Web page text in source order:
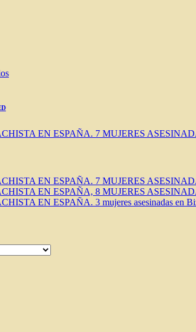
EN ESPAÑA. 7 MUJERES
EN ESPAÑA. 7 MUJERES
EN ESPAÑA, 8 MUJERES
EN ESPAÑA. 3 mujeres asesinadas en